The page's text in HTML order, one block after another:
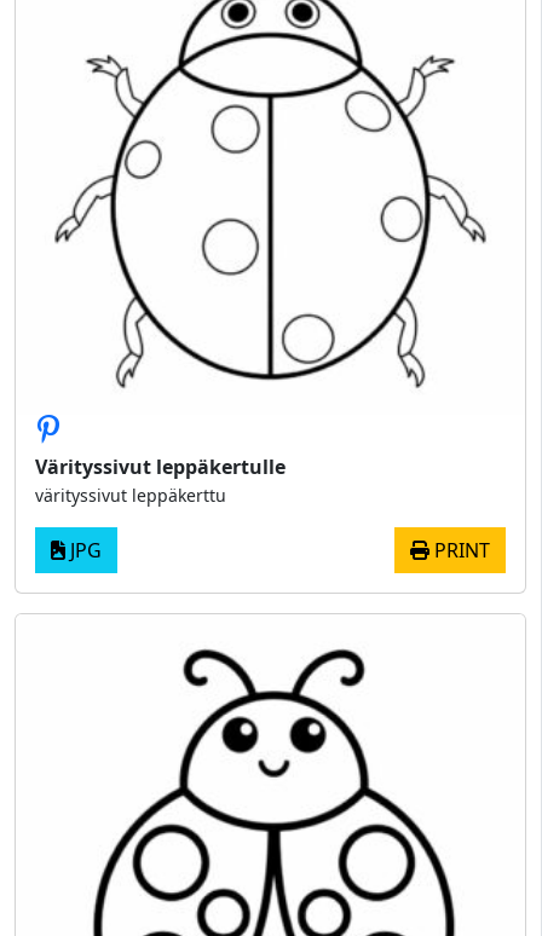
Värityssivut leppäkertulle
värityssivut leppäkerttu
JPG PRINT